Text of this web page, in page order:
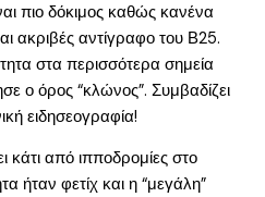
πιο δόκιμος καθώς κανένα
ακριβές αντίγραφο του Β25.
στα περισσότερα σημεία
ο όρος “κλώνος”. Συμβαδίζει
ειδησεογραφία!
κάτι από ιπποδρομίες στο
ήταν φετίχ και η “μεγάλη”